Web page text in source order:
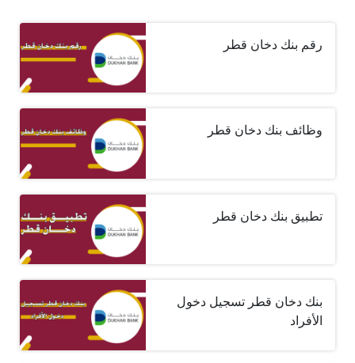
رقم بنك دخان قطر
وظائف بنك دخان قطر
تطبيق بنك دخان قطر
بنك دخان قطر تسجيل دخول
الأفراد